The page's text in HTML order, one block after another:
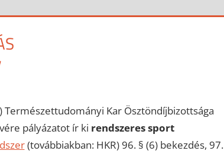
Természettudományi Kar Ösztöndíjbizottsága
pályázatot ír ki rendszeres sport
(továbbiakban: HKR) 96. § (6) bekezdés, 97.